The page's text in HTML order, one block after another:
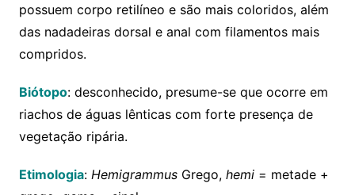
possuem corpo retilíneo e são mais coloridos, além
das nadadeiras dorsal e anal com filamentos mais
compridos.
Biótopo: desconhecido, presume-se que ocorre em
riachos de águas lênticas com forte presença de
vegetação ripária.
Etimologia: HemigrammusGrego, hemi = metade +